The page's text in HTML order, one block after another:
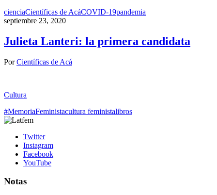
cienciaCientíficas de AcáCOVID-19pandemia
septiembre 23, 2020
Julieta Lanteri: la primera candidata
PorCientíficas de Acá
Cultura
#MemoriaFeministacultura feministalibros
Twitter
Instagram
Facebook
YouTube
Notas